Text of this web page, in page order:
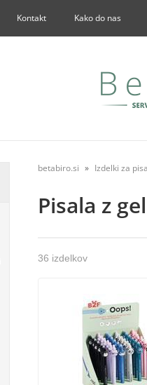
Kontakt Kako do nas
betabiro.si Izdelki za
Pisala z
36 izdelkov